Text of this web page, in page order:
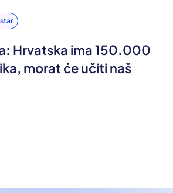
Hrvatska ima 150.000
morat će učiti naš